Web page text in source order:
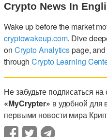
Crypto News In
Wake up before the market
cryptowakeup.com. Dive
on Crypto Analyticspage,
throughCrypto Learning
Не забудьте подписаться
«MyCrypter» в удобной для
первыми новости мира